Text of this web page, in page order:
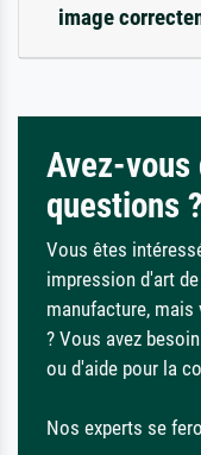
image
Avez-vous
questions ?
Vous êtes
impression d'art
manufacture, mais
? Vous avez
ou d'aide pour la
Nos experts se